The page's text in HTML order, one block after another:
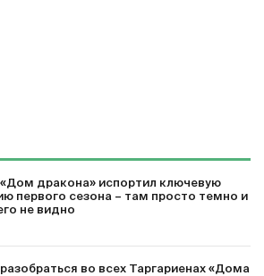
«Дом дракона» испортил ключевую
первого сезона – там просто темно и
не видно
во всех Таргариенах «Дома